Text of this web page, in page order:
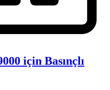
için Basınçlı